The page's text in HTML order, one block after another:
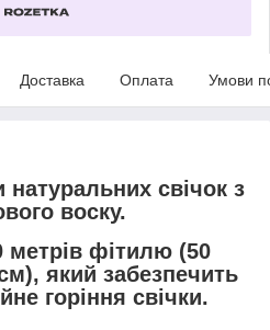
Доставка Оплата Умови
натуральних свічок з
воску.
метрів фітилю (50
який забезпечить
горіння свічки.